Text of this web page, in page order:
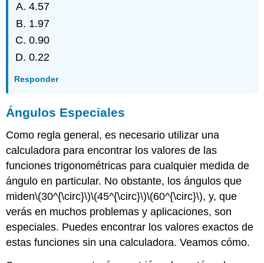
4.57
1.97
0.90
0.22
Responder
Ángulos Especiales
Como regla general, es necesario utilizar una
calculadora para encontrar los valores de las
funciones trigonométricas para cualquier medida de
ángulo en particular. No obstante, los ángulos que
miden\(30^{\circ}\)\(45^{\circ}\)\(60^{\circ}\), y, que
verás en muchos problemas y aplicaciones, son
especiales. Puedes encontrar los valores exactos de
estas funciones sin una calculadora. Veamos cómo.